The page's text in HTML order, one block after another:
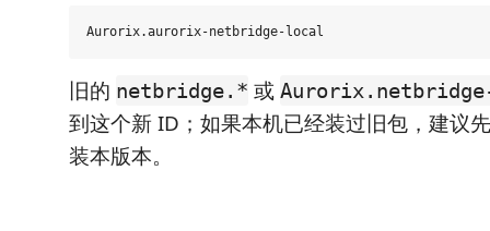
旧的 netbridge.* 或
到这个新 ID；如果本机已经装过旧包，建议
装本版本。